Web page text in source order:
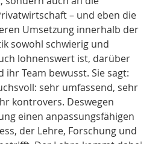
– und eben die
Umsetzung innerhalb der
sowohl schwierig und
lohnenswert ist, darüber
ihr Team bewusst. Sie sagt:
sehr umfassend, sehr
kontrovers. Deswegen
einen anpassungsfähigen
der Lehre, Forschung und